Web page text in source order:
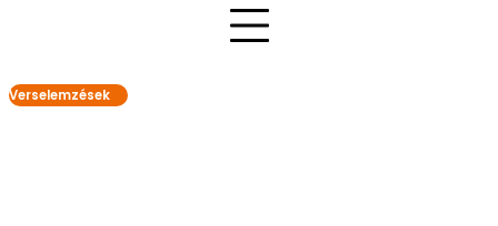
Verselemzések